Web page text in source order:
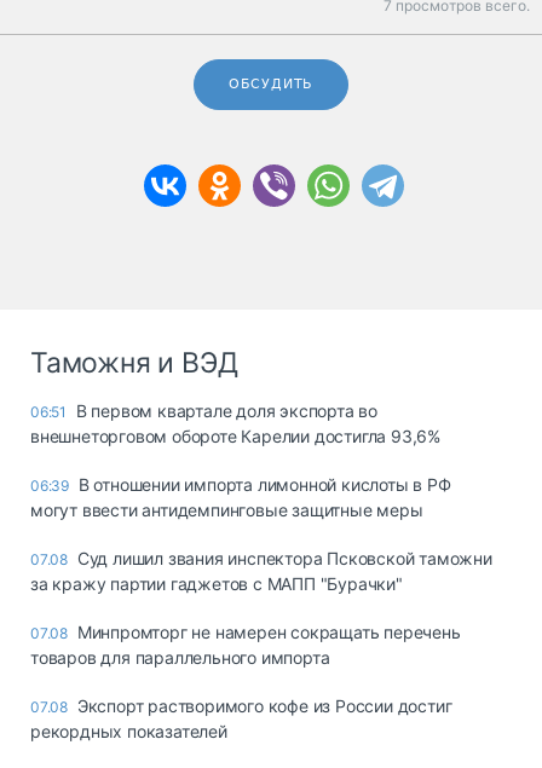
7 просмотров всего.
ОБСУДИТЬ
Таможня и ВЭД
06:51
В первом квартале доля экспорта во
внешнеторговом обороте Карелии достигла 93,6%
06:39 В отношении импорта лимонной кислоты в РФ
могут ввести антидемпинговые защитные меры
07.08 Суд лишил звания инспектора Псковской таможни
за кражу партии гаджетов с МАПП "Бурачки"
07.08 Минпромторг не намерен сокращать перечень
товаров для параллельного импорта
07.08 Экспорт растворимого кофе из России достиг
рекордных показателей